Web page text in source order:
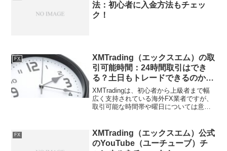
法：初心者に入金方法もチェッ
ク！
FX
XMTrading（エックスエム）の取
引可能時間：24時間取引はでき
る？土日もトレードできるのか徹
底解説！
XMTradingは、初心者から上級者まで幅
広く支持されている海外FX業者ですが、
取引可能な時間帯や曜日については意外
か、そして土曜・日曜でもトレードがで
きるの...
FX
XMTrading（エックスエム）公式
のYouTube（ユーチューブ）チ